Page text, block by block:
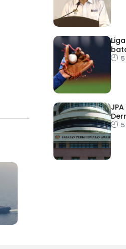
(Malaysia) Berhad Perkasa
5